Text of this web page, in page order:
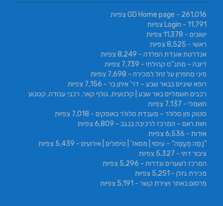
GD Home page - 261,016 צפיות
Login - 11,791 צפיות
ישובים - 11,378 צפיות
ראשי - 8,525 צפיות
אנדרטת אוגדת הפלדה - 8,249 צפיות
דיונה – מתנ"ס קהילתי - 7,739 צפיות
מיני מחפרון על זחל למכירה - 7,698 צפיות
רופא שיניים בבאר שבע – דר' איתן בר - 7,156 צפיות
רכבים חשמליים באר שבע | קלנועית, גולף קאר, רכבי עבודה, קטנוע
חשמלי - 7,137 צפיות
סטוק פון סלולר – מעבדת סלולר באופקים - 7,018 צפיות
חוות ראם – המרכז לרכיבה בנגב - 6,809 צפיות
אודות - 6,536 צפיות
"נַסֵּה מְעַסֶּה" – עיסוי | מסאז' | טיפולים | אירועים - 5,439 צפיות
ציבור דתי - 5,327 צפיות
המרכז לשערים וגדרות - 5,296 צפיות
מכירת גזלן - 5,251 צפיות
פרסום באתר ויצירת קשר - 5,191 צפיות